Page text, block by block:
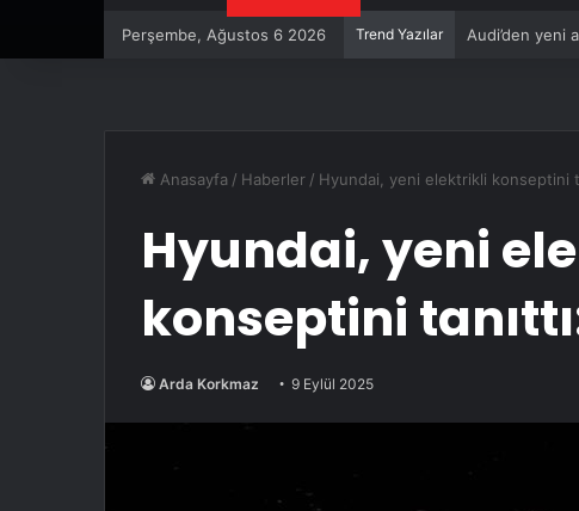
Perşembe, Ağustos 6 2026 Trend Yazılar Peugeot
Anasayfa / Haberler / Hyundai, yeni elektrikli konseptini
Hyundai, yeni
konseptini
Arda Korkmaz 9 Eylül 2025